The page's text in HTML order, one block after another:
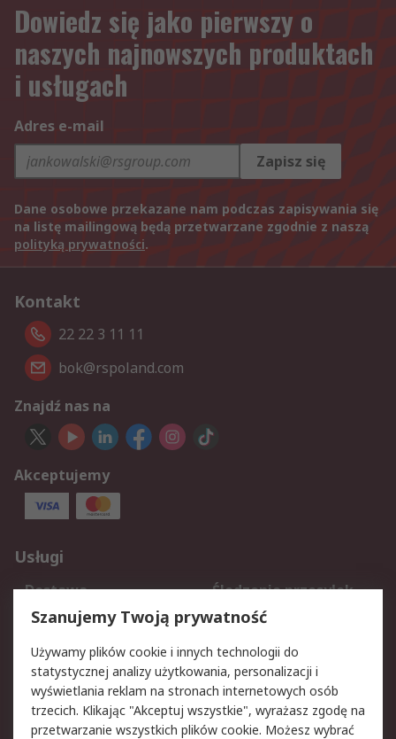
Dowiedz się jako pierwszy o
naszych najnowszych produktach
i usługach
Adres e-mail
Zapisz się
Dane osobowe przekazane nam podczas zapisywania się
na listę mailingową będą przetwarzane zgodnie z naszą
polityką prywatności.
Kontakt
22 22 3 11 11
bok@rspoland.com
Znajdź nas na
Akceptujemy
Usługi
Dostawa
Śledzenie przesyłek
Reklamacje i zwroty
Rejestracja
Aspekty prawne
Bezpieczeństwo e-
Polityka dotycząca
Szanujemy Twoją prywatność
Używamy plików cookie i innych technologii do
statystycznej analizy użytkowania, personalizacji i
wyświetlania reklam na stronach internetowych osób
trzecich. Klikając "Akceptuj wszystkie", wyrażasz zgodę na
przetwarzanie wszystkich plików cookie. Możesz wybrać